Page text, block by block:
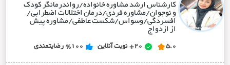
کارشناس ارشد مشاوره خانواده/رواندرمانگر کودک
و نوجوان/مشاوره فردی/درمان اختلالات اضطرابی/
افسردگی/وسواس/شکست عاطفی/مشاوره پیش
از ازدواج
5.0
20+ نوبت آنلاین %100 رضایتمندی